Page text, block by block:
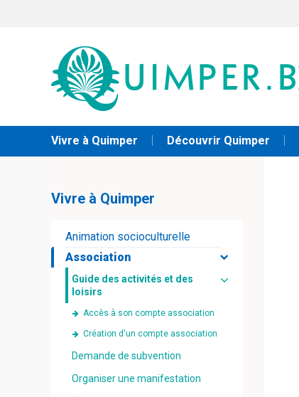
Vivre à Quimper Découvrir Quimper
Vivre à Quimper
Animation socioculturelle
Association
Guide des activités et des
loisirs
Accès à son compte association
Création d'un compte association
Demande de subvention
Organiser une manifestation